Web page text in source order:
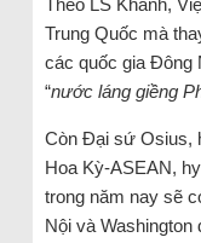
Theo LS Khanh,
Trung Quốc mà
các quốc gia Đông
“nước láng giềng
Còn Đại sứ Osius,
Hoa Kỳ-ASEAN,
trong năm nay sẽ
Nội và Washington